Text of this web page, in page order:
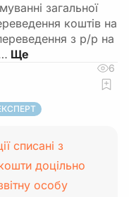
загальної
коштів на
з р/р на
6
списані з
доцільно
особу